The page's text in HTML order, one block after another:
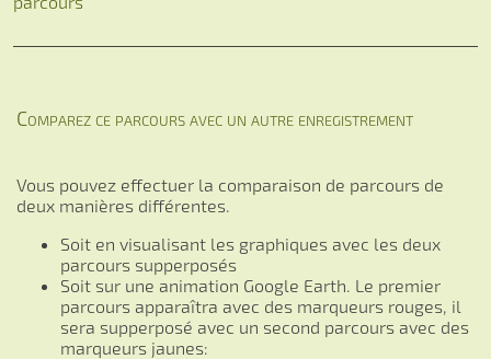
Comparez ce parcours avec un autre enregistrement
Vous pouvez effectuer la comparaison de parcours de
deux manières différentes.
Soit en visualisant les graphiques avec les deux
parcours supperposés
Soit sur une animation Google Earth. Le premier
parcours apparaîtra avec des marqueurs rouges, il
sera supperposé avec un second parcours avec des
marqueurs jaunes: